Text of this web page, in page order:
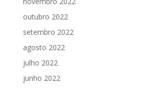
outubro 2022
setembro 2022
agosto 2022
julho 2022
junho 2022